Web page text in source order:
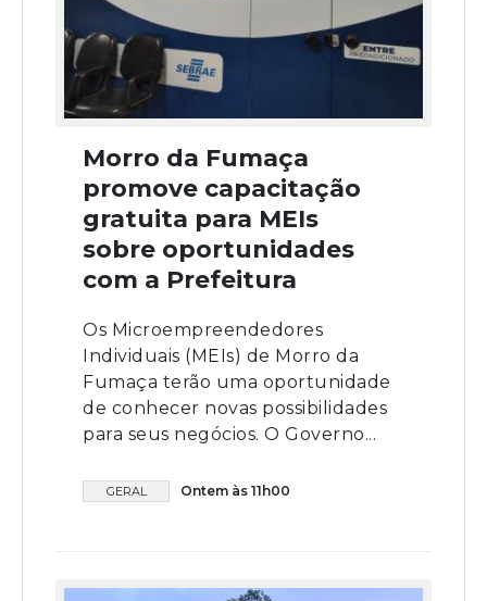
Morro da Fumaça
promove capacitação
gratuita para MEIs
sobre oportunidades
com a Prefeitura
Os Microempreendedores
Individuais (MEIs) de Morro da
Fumaça terão uma oportunidade
de conhecer novas possibilidades
para seus negócios. O Governo...
GERAL Ontem às 11h00